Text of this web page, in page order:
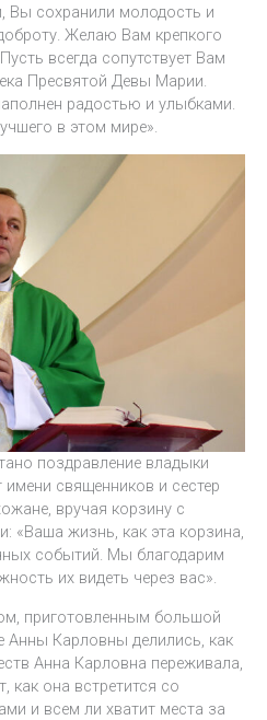
Вы сохранили молодость и
Желаю Вам крепкого
всегда сопутствует Вам
Пресвятой Девы Марии.
радостью и улыбками.
в этом мире».
поздравление владыки
священников и сестер
вручая корзину с
«Ваша жизнь, как эта корзина,
событий. Мы благодарим
их видеть через вас».
приготовленным большой
Анны Карловны делились, как
Анна Карловна переживала,
как она встретится со
и всем ли хватит места за